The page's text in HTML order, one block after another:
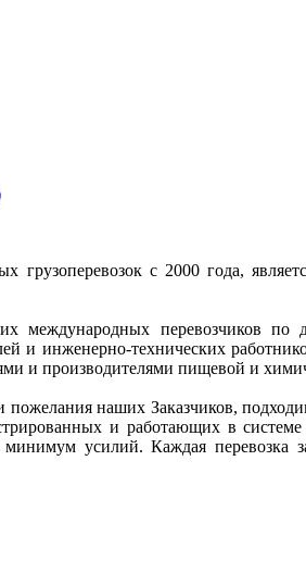
грузоперевозок с 2000 года,
международных перевозчиков по
и инженерно-технических
и производителями пищевой и
наших Заказчиков,
и работающих в
усилий. Каждая перевозка